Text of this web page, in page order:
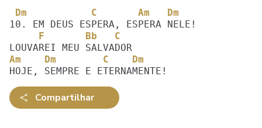
Dm           C       Am   Dm
     F       Bb   C
Am    Dm        C    Dm
Compartilhar